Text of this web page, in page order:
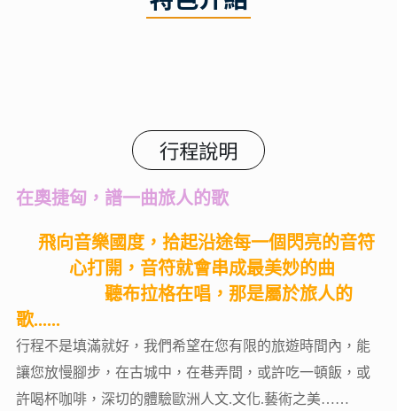
行程說明
在奧捷匈，譜一曲旅人的歌
飛向音樂國度，拾起沿途每一個閃亮的音符
心打開，音符就會串成最美妙的曲
聽布拉格在唱，那是屬於旅人的
歌......
行程不是填滿就好，我們希望在您有限的旅遊時間內，能
讓您放慢腳步，在古城中，在巷弄間，或許吃一頓飯，或
許喝杯咖啡，深切的體驗歐洲人文.文化.藝術之美……